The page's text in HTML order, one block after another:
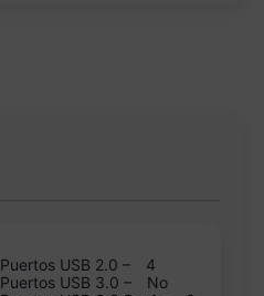
Puertos USB 2.0 –
4
Puertos USB 3.0 –
No